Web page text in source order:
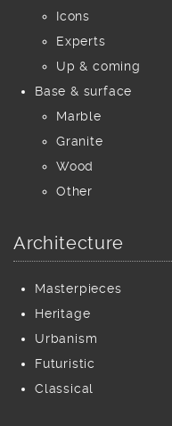
Icons
Experts
Up & coming
Base & surface
Marble
Granite
Wood
Other
Architecture
Masterpieces
Heritage
Urbanism
Futuristic
Classical